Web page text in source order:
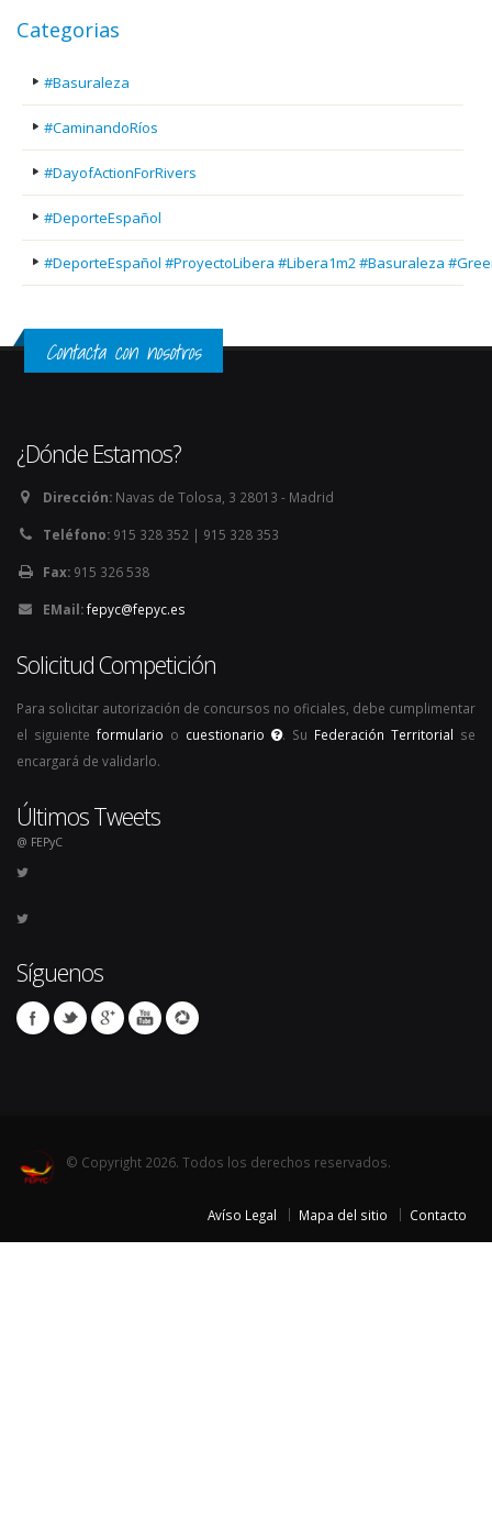
Categorias
#Basuraleza
#CaminandoRíos
#DayofActionForRivers
#DeporteEspañol
#DeporteEspañol #ProyectoLibera #Libera1m2 #Basuraleza
Contacta con nosotros
¿Dónde Estamos?
Dirección: Navas de Tolosa, 3 28013 - Madrid
Teléfono: 915 328 352 | 915 328 353
Fax: 915 326 538
EMail:fepyc@fepyc.es
Solicitud Competición
Para solicitar autorización de concursos no oficiales, debe cumplimentar
el siguiente formulario o cuestionario . Su Federación Territorial se
encargará de validarlo.
Últimos Tweets
@ FEPyC
Síguenos
© Copyright 2026. Todos los derechos reservados.
Avíso Legal Mapa del sitio Contacto